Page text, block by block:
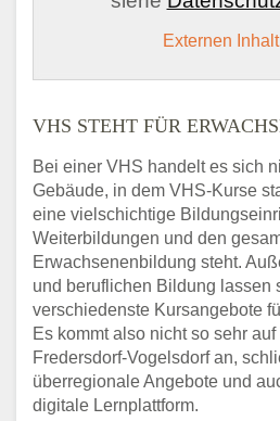
Externen
VHS STEHT FÜR
Bei einer VHS handelt es sich
Gebäude, in dem VHS-Kurse
eine vielschichtige
Weiterbildungen und den
Erwachsenenbildung steht.
und beruflichen Bildung lassen
verschiedenste Kursangebote
Es kommt also nicht so sehr
Fredersdorf-Vogelsdorf an,
überregionale Angebote und
digitale Lernplattform.